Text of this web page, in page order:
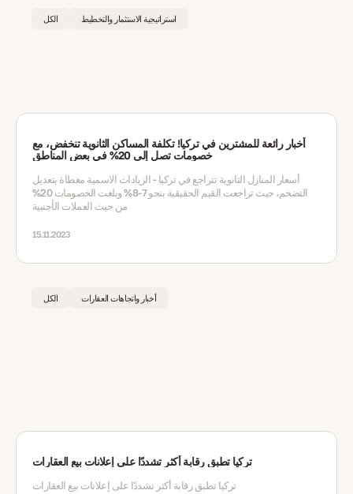
الكل استراتيجية الاستثمار والتخطيط
أخبار رائعة للمشترين في تركيا! تكلفة المساكن الثانوية تنخفض، مع
خصومات تصل إلى 20% في بعض المناطق
أسعار المنازل الثانوية تتراجع في تركيا - الزيادات الاسمية مغطاة بتعديل
التضخم، حيث تراجعت القيم الحقيقية بنحو 7-8% وبلغت الخصومات 20%
من حيث العملات الأجنبية
15.11.2023
الكل أخبار واتجاهات العقارات
تركيا تطبق رقابة أكثر تشددًا على إعلانات بيع العقارات
تركيا تطبق رقابة أكثر تشددًا على إعلانات بيع العقارات